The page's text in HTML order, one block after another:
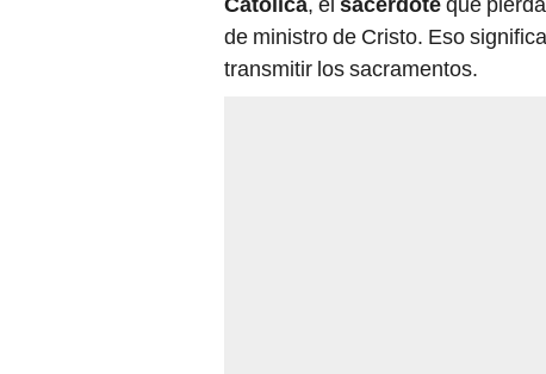
de ministro de Cristo. Eso
transmitir los sacramentos.